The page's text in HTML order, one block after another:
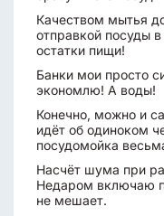
Качеством мытья
отправкой посуды
остатки пищи!
Банки мои просто
экономлю! А воды!
Конечно, можно и
идёт об одиноком
посудомойка
Насчёт шума при
Недаром включаю
не мешает.